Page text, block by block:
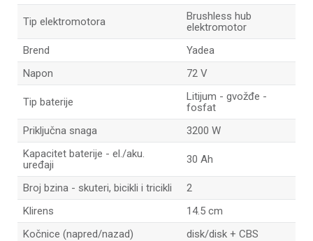
Tip elektromotora
Brushless hub
elektromotor
Brend
Yadea
Napon
72 V
Tip baterije
Litijum - gvožđe -
fosfat
Priključna snaga
3200 W
Kapacitet baterije - el./aku.
uređaji
30 Ah
Broj bzina - skuteri, bicikli i tricikli
2
Klirens
14.5 cm
Kočnice (napred/nazad)
disk/disk + CBS